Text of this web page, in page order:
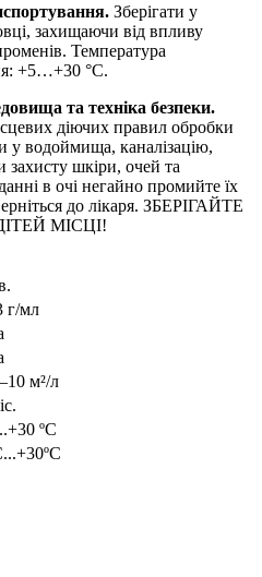
Зберігати у
захищаючи від впливу
Температура
+5…+30 °C.
та техніка безпеки.
діючих правил обробки
у водоймища, каналізацію,
захисту шкіри, очей та
в очі негайно промийте їх
до лікаря. ЗБЕРІГАЙТЕ
МІСЦІ!
г/мл
м²/л
ºC